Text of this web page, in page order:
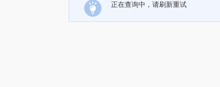
正在查询中，请刷新重试